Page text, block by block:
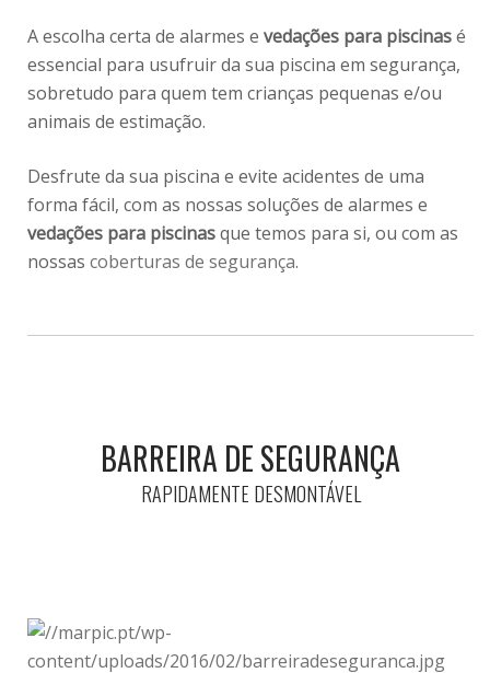
A escolha certa de alarmes e vedações para piscinasé
essencial para usufruir da sua piscina em segurança,
sobretudo para quem tem crianças pequenas e/ou
animais de estimação.
Desfrute da sua piscina e evite acidentes de uma
forma fácil, com as nossas soluções de alarmes e
vedações para piscinasque temos para si, ou com as
nossas coberturas de segurança.
BARREIRA DE SEGURANÇA
RAPIDAMENTE DESMONTÁVEL